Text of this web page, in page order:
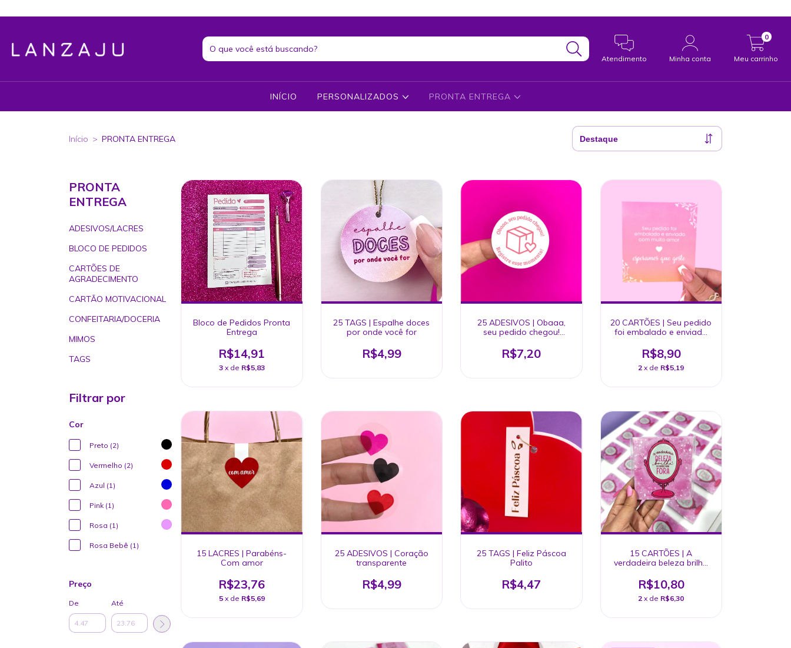
Atendimento Minha conta Meu carrinho
0
INÍCIO PERSONALIZADOS PRONTA ENTREGA
Início > PRONTA ENTREGA
PRONTA
ENTREGA
ADESIVOS/LACRES
BLOCO DE PEDIDOS
CARTÕES DE
AGRADECIMENTO
CARTÃO MOTIVACIONAL
CONFEITARIA/DOCERIA
MIMOS
TAGS
Filtrar por
Cor
Preto (2)
Vermelho (2)
Azul (1)
Pink (1)
Rosa (1)
Rosa Bebê (1)
Preço
De Até
Bloco de Pedidos Pronta
Entrega
R$14,91
3 x de R$5,83
25 TAGS | Espalhe doces
por onde você for
R$4,99
25 ADESIVOS | Obaaa,
seu pedido chegou!
R$7,20
20 CARTÕES | Seu pedido
foi embalado e enviado
R$8,90
2 x de R$5,19
15 LACRES | Parabéns-
Com amor
R$23,76
5 x de R$5,69
25 ADESIVOS | Coração
transparente
R$4,99
25 TAGS | Feliz Páscoa
Palito
R$4,47
15 CARTÕES | A
verdadeira beleza brilha
R$10,80
2 x de R$6,30